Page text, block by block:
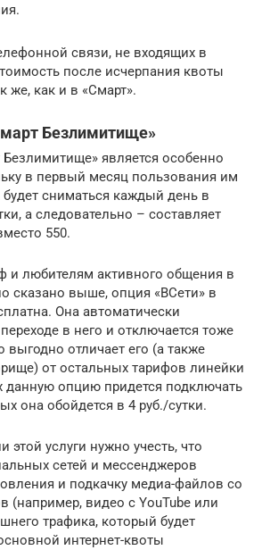
связи, не входящих в
после исчерпания квоты
же, как и в «Смарт».
Безлимитище»
является особенно
в первый месяц пользования им
будет сниматься каждый день в
а следовательно – составляет
550.
и любителям активного общения в
сказано выше, опция «ВСети» в
Она автоматически
в него и отключается тоже
выгодно отличает его (а также
от остальных тарифов линейки
данную опцию придется подключать
она обойдется в 4 руб./сутки.
этой услуги нужно учесть, что
сетей и мессенджеров
и подкачку медиа-файлов со
(например, видео с YouTube или
трафика, который будет
интернет-квоты